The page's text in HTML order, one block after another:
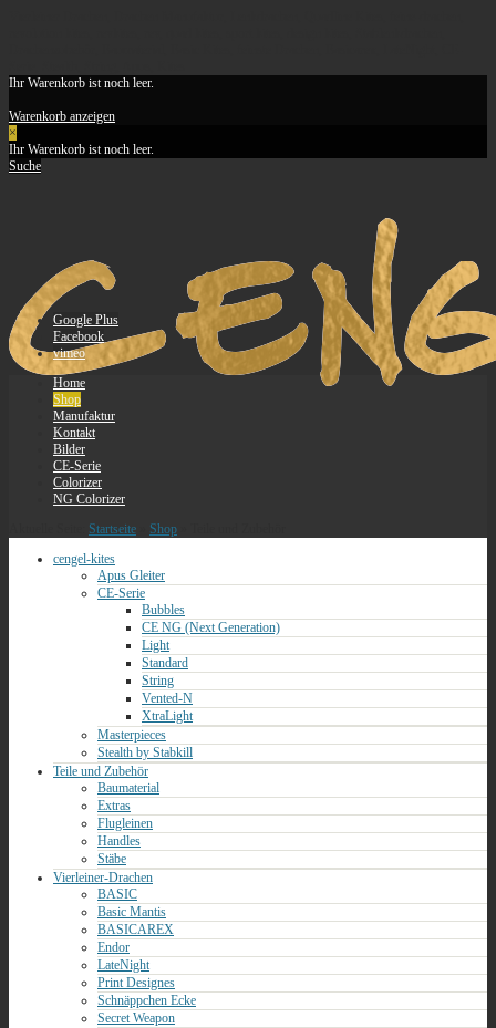
Ihr Warenkorb ist noch leer.
Warenkorb anzeigen
×
Ihr Warenkorb ist noch leer.
Suche
Google Plus
Facebook
vimeo
Home
Shop
Manufaktur
Kontakt
Bilder
CE-Serie
Colorizer
NG Colorizer
Startseite Shop
cengel-kites
Apus Gleiter
CE-Serie
Bubbles
CE NG (Next Generation)
Light
Standard
String
Vented-N
XtraLight
Masterpieces
Stealth by Stabkill
Teile und Zubehör
Baumaterial
Extras
Flugleinen
Handles
Stäbe
Vierleiner-Drachen
BASIC
Basic Mantis
BASICAREX
Endor
LateNight
Print Designes
Schnäppchen Ecke
Secret Weapon